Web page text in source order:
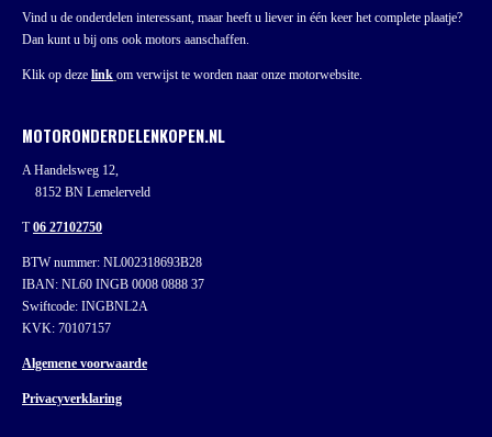
Vind u de onderdelen interessant, maar heeft u liever in één keer het complete plaatje?
Dan kunt u bij ons ook motors aanschaffen.
Klik op deze link om verwijst te worden naar onze motorwebsite.
MOTORONDERDELENKOPEN.NL
A Handelsweg 12,
8152 BN Lemelerveld
T06 27102750
BTW nummer: NL002318693B28
IBAN: NL60 INGB 0008 0888 37
Swiftcode: INGBNL2A
KVK: 70107157
Algemene voorwaarde
Privacyverklaring